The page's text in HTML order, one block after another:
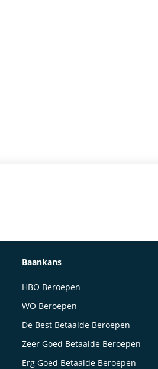
Baankans
HBO Beroepen
WO Beroepen
De Best Betaalde Beroepen
Zeer Goed Betaalde Beroepen
Erg Goed Betaalde Beroepen